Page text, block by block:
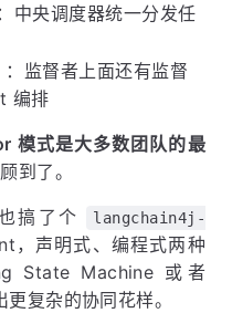
：中央调度器统一分发任
：监督者上面还有监督
编排
模式是大多数团队的最
到了。
搞了个
langchain4j-
，声明式、编程式两种
State Machine 或者
复杂的协同花样。